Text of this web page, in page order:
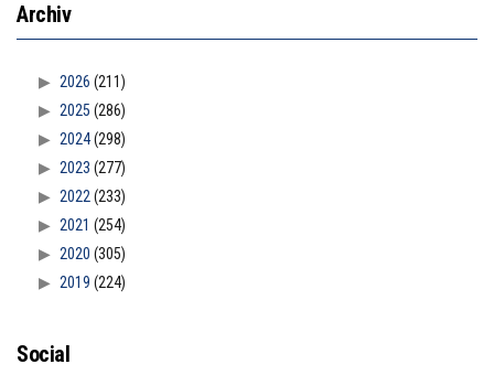
Archiv
2026 (211)
2025 (286)
2024(298)
2023 (277)
2022(233)
2021 (254)
2020 (305)
2019 (224)
Social